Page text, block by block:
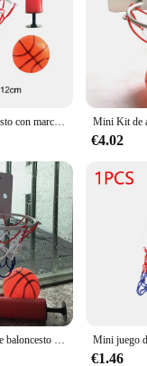
Mini aro de baloncesto con marcador electrónico para niños, bola deportiva, tablero trasero para exteriores, interior, accesorio de ejercicio, juguetes de juego divertidos
€4.02
Mini juego de aro de baloncesto con pelota y bomba inflable, aro de baloncesto portátil, juego interior y exterior para niños
€1.46